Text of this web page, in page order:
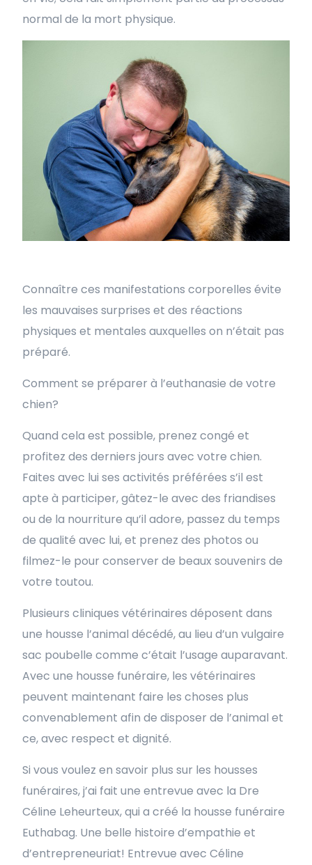
normal de la mort physique.
Connaître ces manifestations corporelles évite
les mauvaises surprises et des réactions
physiques et mentales auxquelles on n’était pas
préparé.
Comment se préparer à l’euthanasie de votre
chien?
Quand cela est possible, prenez congé et
profitez des derniers jours avec votre chien.
Faites avec lui ses activités préférées s’il est
apte à participer, gâtez-le avec des friandises
ou de la nourriture qu’il adore, passez du temps
de qualité avec lui, et prenez des photos ou
filmez-le pour conserver de beaux souvenirs de
votre toutou.
Plusieurs cliniques vétérinaires déposent dans
une housse l’animal décédé, au lieu d’un vulgaire
sac poubelle comme c’était l’usage auparavant.
Avec une housse funéraire, les vétérinaires
peuvent maintenant faire les choses plus
convenablement afin de disposer de l’animal et
ce, avec respect et dignité.
Si vous voulez en savoir plus sur les housses
funéraires, j’ai fait une entrevue avec la Dre
Céline Leheurteux, qui a créé la housse funéraire
Euthabag. Une belle histoire d’empathie et
d’entrepreneuriat! Entrevue avec Céline